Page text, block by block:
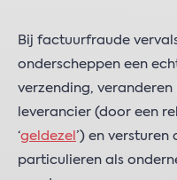
Bij factuurfraude
onderscheppen een
verzending,
leverancier (door een
‘geldezel ’) en
particulieren als